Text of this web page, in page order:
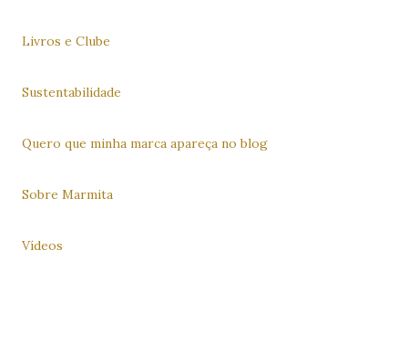
Livros e Clube
Sustentabilidade
Quero que minha marca apareça no blog
Sobre Marmita
Vídeos